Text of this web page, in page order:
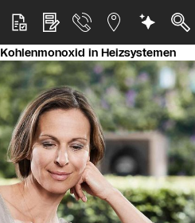
Kohlenmonoxid in Heizsystemen